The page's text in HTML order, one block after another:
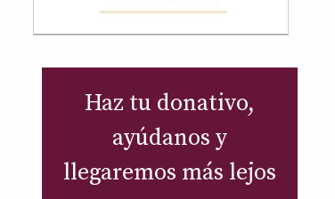
Haz tu donativo,
ayúdanos y
llegaremos más lejos